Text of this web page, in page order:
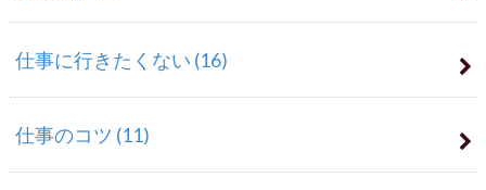
仕事に行きたくない (16)
仕事のコツ (11)